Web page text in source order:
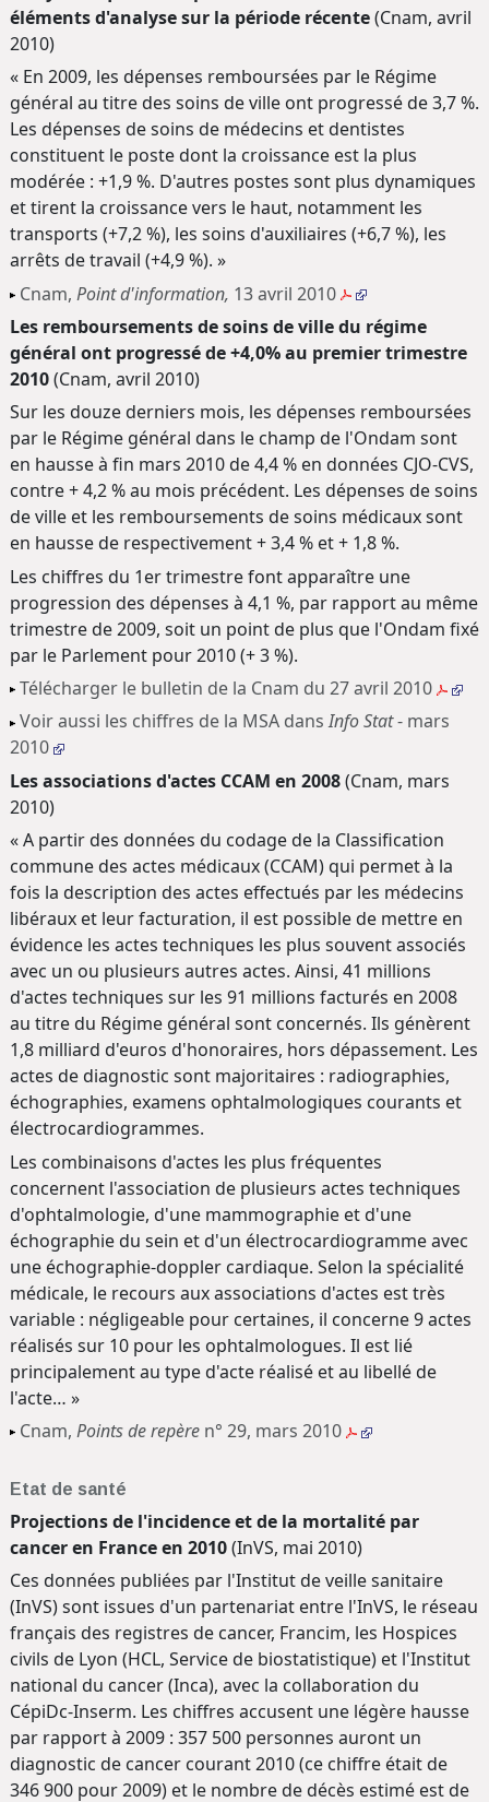
éléments d'analyse sur la période récente(Cnam, avril
2010)
« En 2009, les dépenses remboursées par le Régime
général au titre des soins de ville ont progressé de 3,7 %.
Les dépenses de soins de médecins et dentistes
constituent le poste dont la croissance est la plus
modérée : +1,9 %. D'autres postes sont plus dynamiques
et tirent la croissance vers le haut, notamment les
transports (+7,2 %), les soins d'auxiliaires (+6,7 %), les
arrêts de travail (+4,9 %). »
Cnam, Point d'information, 13 avril 2010
Les remboursements de soins de ville du régime
général ont progressé de +4,0% au premier trimestre
2010(Cnam, avril 2010)
Sur les douze derniers mois, les dépenses remboursées
par le Régime général dans le champ de l'Ondam sont
en hausse à fin mars 2010 de 4,4 % en données CJO-CVS,
contre + 4,2 % au mois précédent. Les dépenses de soins
de ville et les remboursements de soins médicaux sont
en hausse de respectivement + 3,4 % et + 1,8 %.
Les chiffres du 1er trimestre font apparaître une
progression des dépenses à 4,1 %, par rapport au même
trimestre de 2009, soit un point de plus que l'Ondam fixé
par le Parlement pour 2010 (+ 3 %).
Télécharger le bulletin de la Cnam du 27 avril 2010
Voir aussi les chiffres de la MSA dansInfo Stat- mars
2010
Les associations d'actes CCAM en 2008(Cnam, mars
2010)
« A partir des données du codage de la Classification
commune des actes médicaux (CCAM) qui permet à la
fois la description des actes effectués par les médecins
libéraux et leur facturation, il est possible de mettre en
évidence les actes techniques les plus souvent associés
avec un ou plusieurs autres actes. Ainsi, 41 millions
d'actes techniques sur les 91 millions facturés en 2008
au titre du Régime général sont concernés. Ils génèrent
1,8 milliard d'euros d'honoraires, hors dépassement. Les
actes de diagnostic sont majoritaires : radiographies,
échographies, examens ophtalmologiques courants et
électrocardiogrammes.
Les combinaisons d'actes les plus fréquentes
concernent l'association de plusieurs actes techniques
d'ophtalmologie, d'une mammographie et d'une
échographie du sein et d'un électrocardiogramme avec
une échographie-doppler cardiaque. Selon la spécialité
médicale, le recours aux associations d'actes est très
variable : négligeable pour certaines, il concerne 9 actes
réalisés sur 10 pour les ophtalmologues. Il est lié
principalement au type d'acte réalisé et au libellé de
l'acte… »
Cnam, Points de repère n° 29, mars 2010
Etat de santé
Projections de l'incidence et de la mortalité par
cancer en France en 2010(InVS, mai 2010)
Ces données publiées par l'Institut de veille sanitaire
(InVS) sont issues d'un partenariat entre l'InVS, le réseau
français des registres de cancer, Francim, les Hospices
civils de Lyon (HCL, Service de biostatistique) et l'Institut
national du cancer (Inca), avec la collaboration du
CépiDc-Inserm. Les chiffres accusent une légère hausse
par rapport à 2009 : 357 500 personnes auront un
diagnostic de cancer courant 2010 (ce chiffre était de
346 900 pour 2009) et le nombre de décès estimé est de